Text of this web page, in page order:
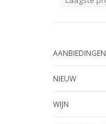
AANBIEDINGEN
NIEUW
WIJN